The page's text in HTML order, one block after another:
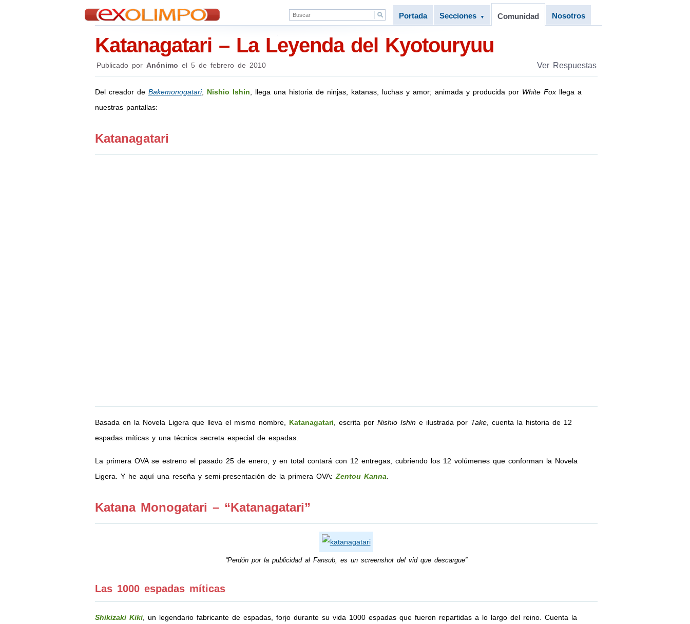
Portada Secciones ▼ Comunidad Nosotros
Katanagatari – La Leyenda del Kyotouryuu
Publicado por Anónimo el 5 de febrero de 2010 Ver Respuestas
Del creador de Bakemonogatari, Nishio Ishin , llega una historia de ninjas, katanas, luchas y amor; animada y producida por White Foxllega a
nuestras pantallas:
Katanagatari
Basada en la Novela Ligera que lleva el mismo nombre, Katanagatari , escrita por Nishio Ishine ilustrada por Take, cuenta la historia de 12
espadas míticas y una técnica secreta especial de espadas.
La primera OVA se estreno el pasado 25 de enero, y en total contará con 12 entregas, cubriendo los 12 volúmenes que conforman la Novela
Ligera. Y he aquí una reseña y semi-presentación de la primera OVA: Zentou Kanna
Katana Monogatari – “Katanagatari”
“Perdón por la publicidad al Fansub, es un screenshot del vid que descargue”
Las 1000 espadas míticas
Shikizaki Kiki, un legendario fabricante de espadas, forjo durante su vida 1000 espadas que fueron repartidas a lo largo del reino. Cuenta la